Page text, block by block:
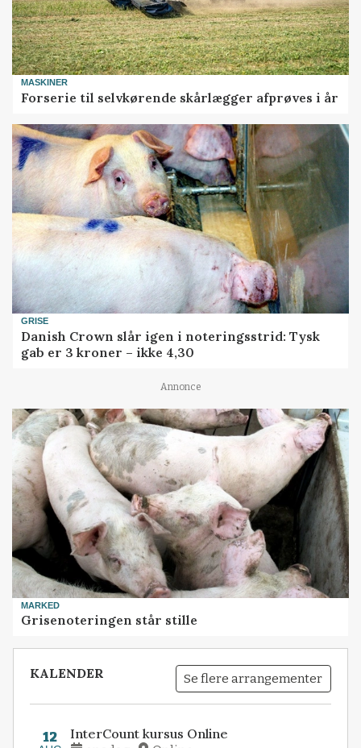
MASKINER
Forserie til selvkørende skårlægger afprøves i år
GRISE
Danish Crown slår igen i noteringsstrid: Tysk
gab er 3 kroner – ikke 4,30
Annonce
MARKED
Grisenoteringen står stille
KALENDER Se flere arrangementer
12 InterCount kursus Online